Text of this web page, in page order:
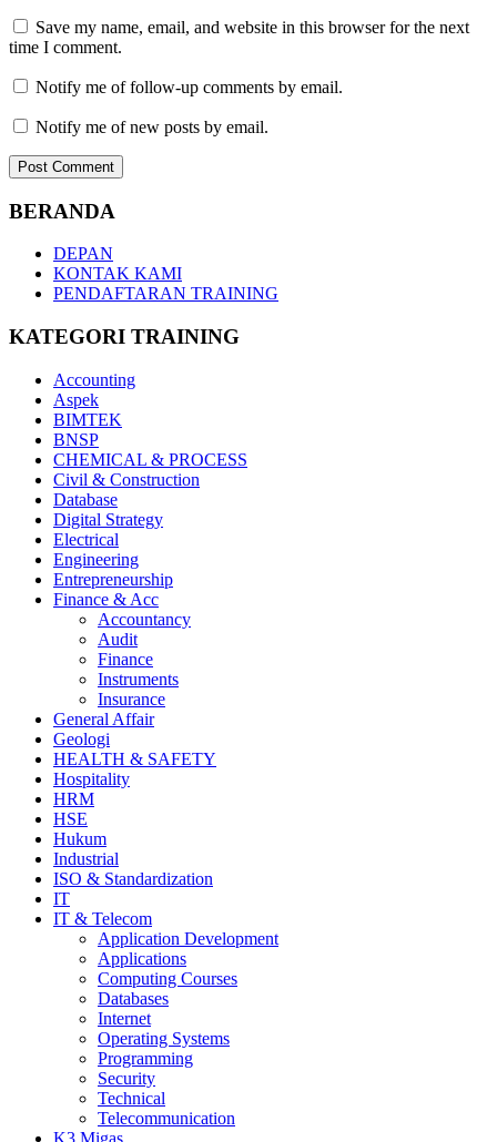
Save my name, email, and website in this browser for the next
time I comment.
Notify me of follow-up comments by email.
Notify me of new posts by email.
BERANDA
DEPAN
KONTAK KAMI
PENDAFTARAN TRAINING
KATEGORI TRAINING
Accounting
Aspek
BIMTEK
BNSP
CHEMICAL & PROCESS
Civil & Construction
Database
Digital Strategy
Electrical
Engineering
Entrepreneurship
Finance & Acc
Accountancy
Audit
Finance
Instruments
Insurance
General Affair
Geologi
HEALTH & SAFETY
Hospitality
HRM
HSE
Hukum
Industrial
ISO & Standardization
IT
IT & Telecom
Application Development
Applications
Computing Courses
Databases
Internet
Operating Systems
Programming
Security
Technical
Telecommunication
K3 Migas